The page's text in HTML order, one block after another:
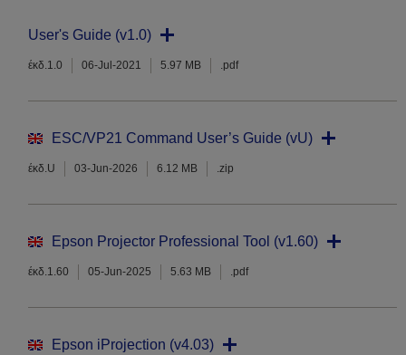
User's Guide (v1.0)
έκδ.1.0 06-Jul-2021 5.97 MB .pdf
ESC/VP21 Command User’s Guide (vU)
έκδ.U 03-Jun-2026 6.12 MB .zip
Epson Projector Professional Tool (v1.60)
έκδ.1.60 05-Jun-2025 5.63 MB .pdf
Epson iProjection (v4.03)